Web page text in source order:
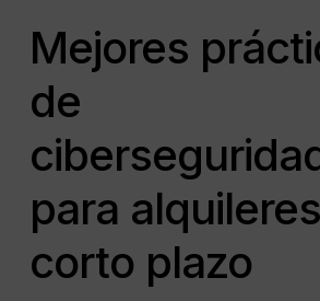
Mejores
de
para
corto plazo